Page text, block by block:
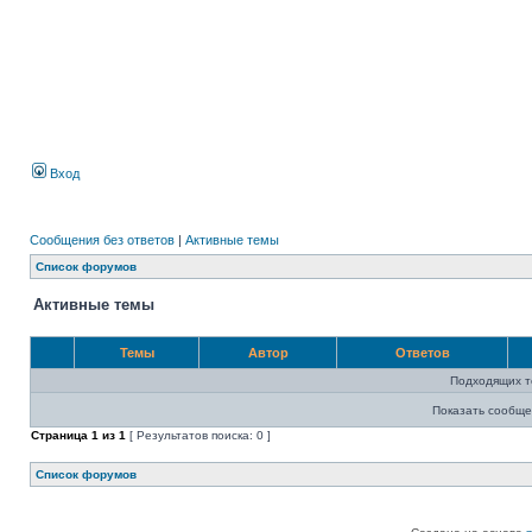
Вход
Сообщения без ответов | Активные темы
Список форумов
Активные темы
Темы Автор Ответов
Подходящих
Показать
Страница 1 из 1 [ Результатов поиска: 0 ]
Список форумов